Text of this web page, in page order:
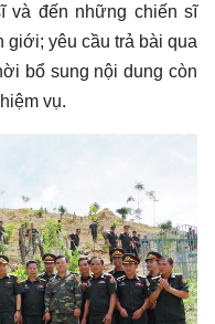
và đến những chiến sĩ
giới; yêu cầu trả bài qua
bổ sung nội dung còn
vụ.